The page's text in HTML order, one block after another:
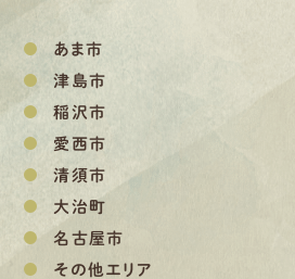
あま市
津島市
稲沢市
愛西市
清須市
大治町
名古屋市
その他エリア